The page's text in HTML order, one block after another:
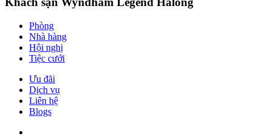
Phòng
Nhà hàng
Hội nghị
Tiệc cưới
Ưu đãi
Dịch vụ
Liên hệ
Blogs